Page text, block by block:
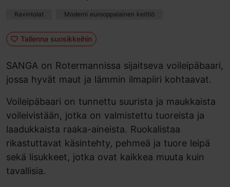
Ravintolat Moderni eurooppalainen keittiö
Tallenna suosikkeihin
SANGA on Rotermannissa sijaitseva voileipäbaari,
jossa hyvät maut ja lämmin ilmapiiri kohtaavat.
Voileipäbaari on tunnettu suurista ja maukkaista
voileivistään, jotka on valmistettu tuoreista ja
laadukkaista raaka-aineista. Ruokalistaa
rikastuttavat käsintehty, pehmeä ja tuore leipä
sekä lisukkeet, jotka ovat kaikkea muuta kuin
tavallisia.